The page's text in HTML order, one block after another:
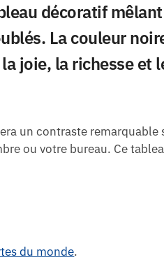
décoratif
La couleur
joie, la richesse et
un contraste remarquable
ou votre bureau. Ce
du monde.